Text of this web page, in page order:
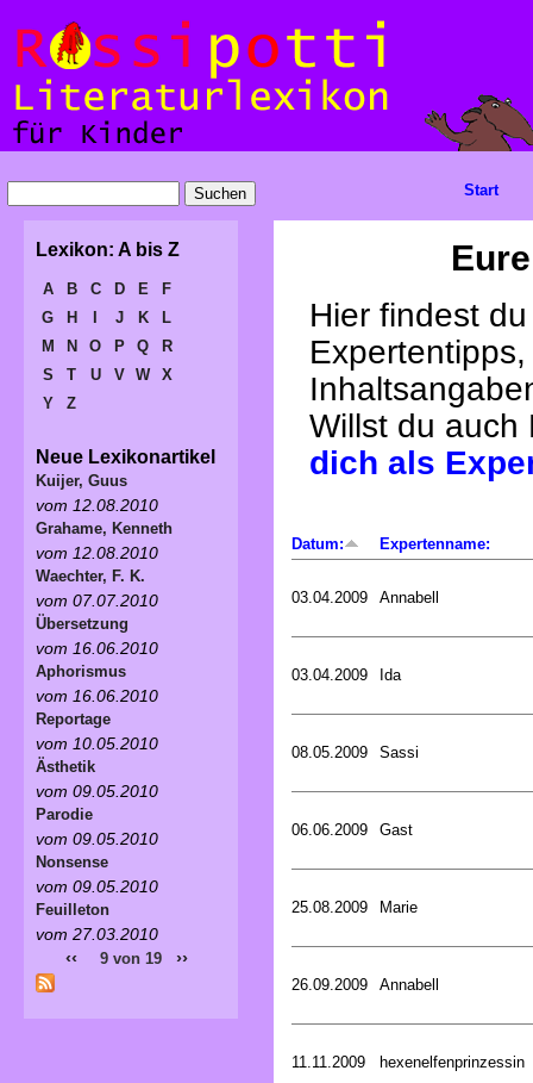
Hier findest
Willst du
dich als
Datum: Expertenname:
03.04.2009 Annabell
03.04.2009 Ida
08.05.2009 Sassi
06.06.2009 Gast
25.08.2009 Marie
26.09.2009 Annabell
11.11.2009 hexenelfenprinzessin
Start
Lexikon: A bis Z
A B C D E
F
G
H J K
L
M
N O P Q
R
S
T U V W
X
Y
Z
Neue Lexikonartikel
Kuijer, Guus
vom 12.08.2010
Grahame, Kenneth
vom 12.08.2010
Waechter, F. K.
vom 07.07.2010
Übersetzung
vom 16.06.2010
Aphorismus
vom 16.06.2010
Reportage
vom 10.05.2010
Ästhetik
vom 09.05.2010
Parodie
vom 09.05.2010
Nonsense
vom 09.05.2010
Feuilleton
vom 27.03.2010
‹‹ 9 von 19 ››